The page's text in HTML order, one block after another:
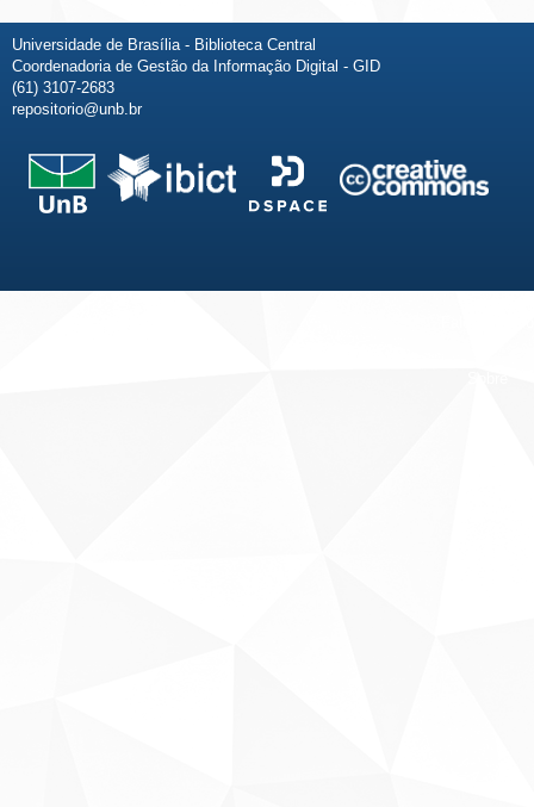
Universidade de Brasília - Biblioteca Central
Coordenadoria de Gestão da Informação Digital - GID
(61) 3107-2683
repositorio@unb.br